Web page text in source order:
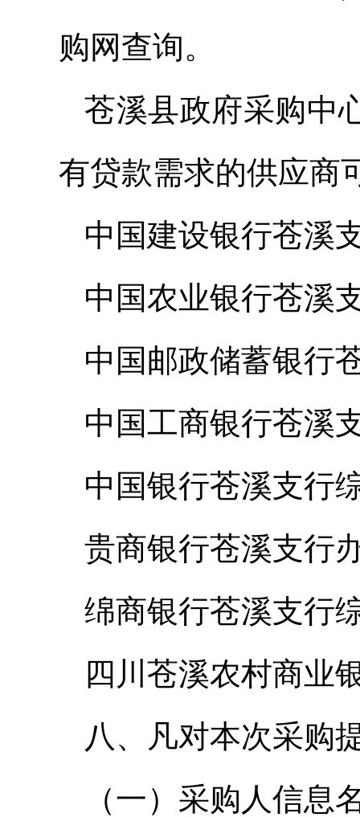
购网查询。
苍溪县政府采购中
有贷款需求的供应商
中国建设银行苍溪
中国农业银行苍溪
中国邮政储蓄银行
中国工商银行苍溪
中国银行苍溪支行
贵商银行苍溪支行
绵商银行苍溪支行
四川苍溪农村商业
八、凡对本次采购
（一）采购人信息